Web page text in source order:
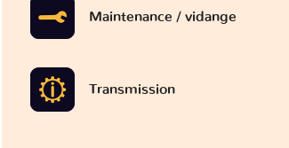
Maintenance / vidange
Transmission